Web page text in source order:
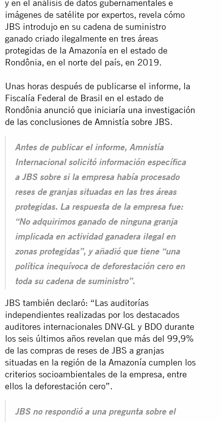
y en el análisis de datos gubernamentales e
imágenes de satélite por expertos, revela cómo
JBS introdujo en su cadena de suministro
ganado criado ilegalmente en tres áreas
protegidas de la Amazonía en el estado de
Rondônia, en el norte del país, en 2019.
Unas horas después de publicarse el informe, la
Fiscalía Federal de Brasil en el estado de
Rondônia anunció que iniciaría una investigación
de las conclusiones de Amnistía sobre JBS.
Antes de publicar el informe, Amnistía
Internacional solicitó información específica
a JBS sobre si la empresa había procesado
reses de granjas situadas en las tres áreas
protegidas. La respuesta de la empresa fue:
“No adquirimos ganado de ninguna granja
implicada en actividad ganadera ilegal en
zonas protegidas”, y añadió que tiene “una
política inequívoca de deforestación cero en
toda su cadena de suministro”.
JBS también declaró: “Las auditorías
independientes realizadas por los destacados
auditores internacionales DNV-GL y BDO durante
los seis últimos años revelan que más del 99,9%
de las compras de reses de JBS a granjas
situadas en la región de la Amazonía cumplen los
criterios socioambientales de la empresa, entre
ellos la deforestación cero”.
JBS no respondió a una pregunta sobre el